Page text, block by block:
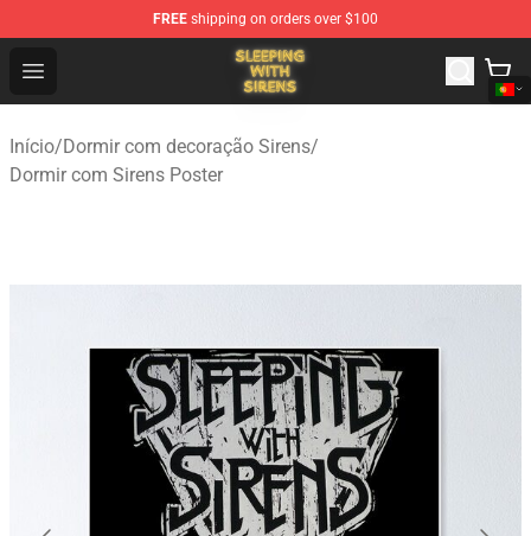
FREE shipping on orders over $100
Open menu
Sleeping With Sirens Store - Official Sleeping With
Início/Dormir com decoração Sirens/
Dormir com Sirens Poster